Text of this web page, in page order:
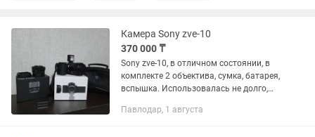
Камера Sony zve-10
370 000 ₸
Sony zve-10, в отличном состоянии, в
комплекте 2 объектива, сумка, батарея,
вспышка. Использовалась не долго,
для работы, не пригодилась.
Павлодар, 1 августа